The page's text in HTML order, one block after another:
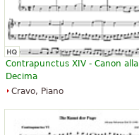
Contrapunctus XIV - Canon alla
Decima
Cravo, Piano